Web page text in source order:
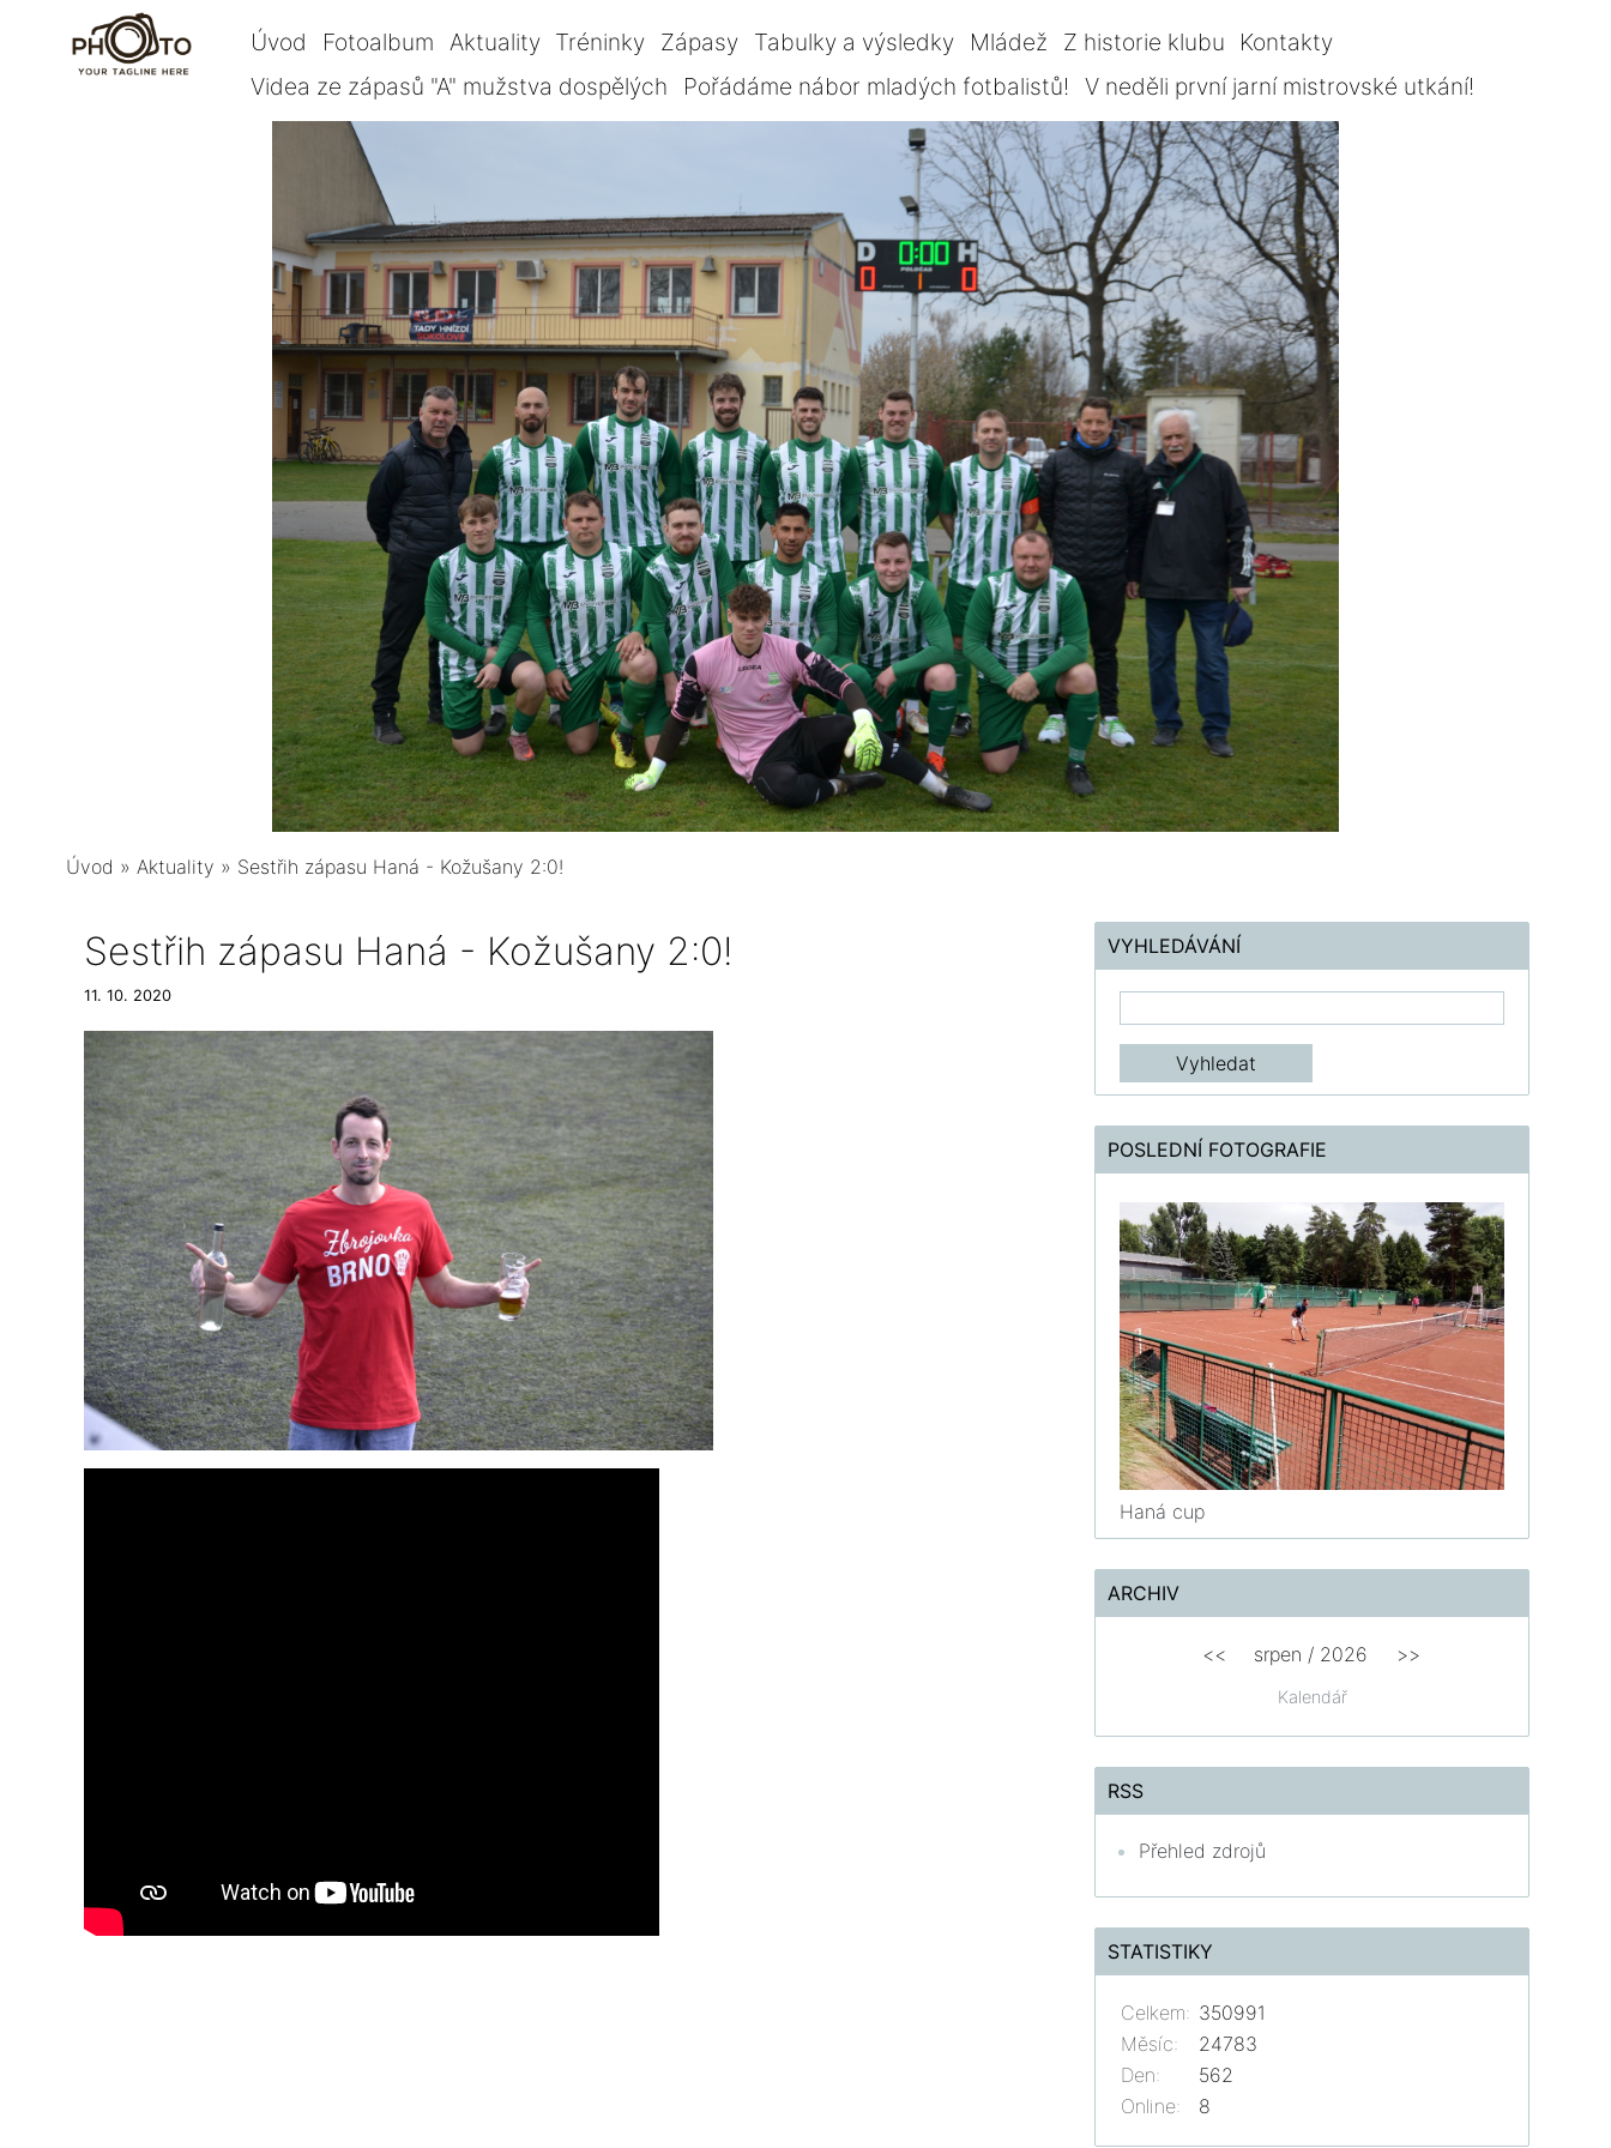
Úvod Fotoalbum Aktuality Tréninky Zápasy Tabulky a výsledky Mládež Z historie klubu
Kontakty
Videa ze zápasů "A" mužstva dospělých
Pořádáme nábor mladých fotbalistů! V neděli první jarní mistrovské utkání!
Úvod » Aktuality » Sestřih zápasu Haná - Kožušany 2:0!
Sestřih zápasu Haná - Kožušany 2:0!
11. 10. 2020
VYHLEDÁVÁNÍ
POSLEDNÍ FOTOGRAFIE
Haná cup
ARCHIV
Kalendář
<< srpen / 2026 >>
RSS
Přehled zdrojů
STATISTIKY
Online: 8
Celkem: 350991
Měsíc:
24783
Den:
562